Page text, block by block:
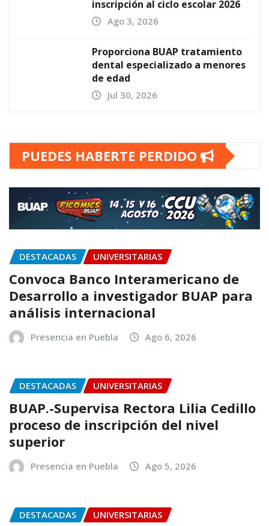
inscripción al ciclo escolar 2026
Ago 3, 2026
Proporciona BUAP tratamiento
dental especializado a menores
de edad
Jul 30, 2026
PUEDES HABERTE PERDIDO
DESTACADAS UNIVERSITARIAS
Convoca Banco Interamericano de
Desarrollo a investigador BUAP para
análisis internacional
Presencia en Puebla Ago 6, 2026
DESTACADAS UNIVERSITARIAS
BUAP.-Supervisa Rectora Lilia Cedillo
proceso de inscripción del nivel
superior
Presencia en Puebla Ago 5, 2026
DESTACADAS UNIVERSITARIAS